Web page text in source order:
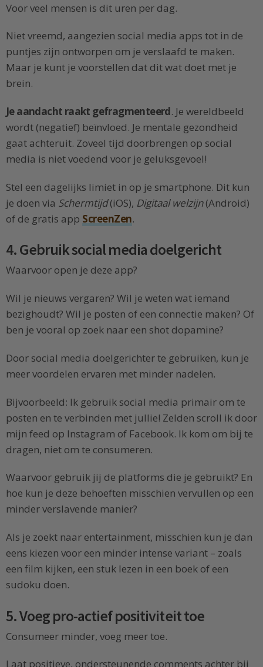
Voor veel mensen is dit uren per dag.
Niet vreemd, aangezien social media apps tot in de
puntjes zijn ontworpen om je verslaafd te maken.
Maar je kunt je voorstellen dat dit wat doet met je
brein.
Je aandacht raakt gefragmenteerd. Je wereldbeeld
wordt (negatief) beïnvloed. Je mentale gezondheid
gaat achteruit. Zoveel tijd doorbrengen op social
media is niet voedend voor je geluksgevoel!
Stel een dagelijks limiet in op je smartphone. Dit kun
je doen via Schermtijd(iOS), Digitaal welzijn(Android)
of de gratis app ScreenZen.
4. Gebruik social media doelgericht
Waarvoor open je deze app?
Wil je nieuws vergaren? Wil je weten wat iemand
bezighoudt? Wil je posten of een connectie maken? Of
ben je vooral op zoek naar een shot dopamine?
Door social media doelgerichter te gebruiken, kun je
meer voordelen ervaren met minder nadelen.
Bijvoorbeeld: Ik gebruik social media primair om te
posten en te verbinden met jullie! Zelden scroll ik door
mijn feed op Instagram of Facebook. Ik kom om bij te
dragen, niet om te consumeren.
Waarvoor gebruik jij de platforms die je gebruikt? En
hoe kun je deze behoeften misschien vervullen op een
minder verslavende manier?
Als je zoekt naar entertainment, misschien kun je dan
eens kiezen voor een minder intense variant – zoals
een film kijken, een stuk lezen in een boek of een
sudoku doen.
5. Voeg pro-actief positiviteit toe
Consumeer minder, voeg meer toe.
Laat positieve, ondersteunende comments achter bij